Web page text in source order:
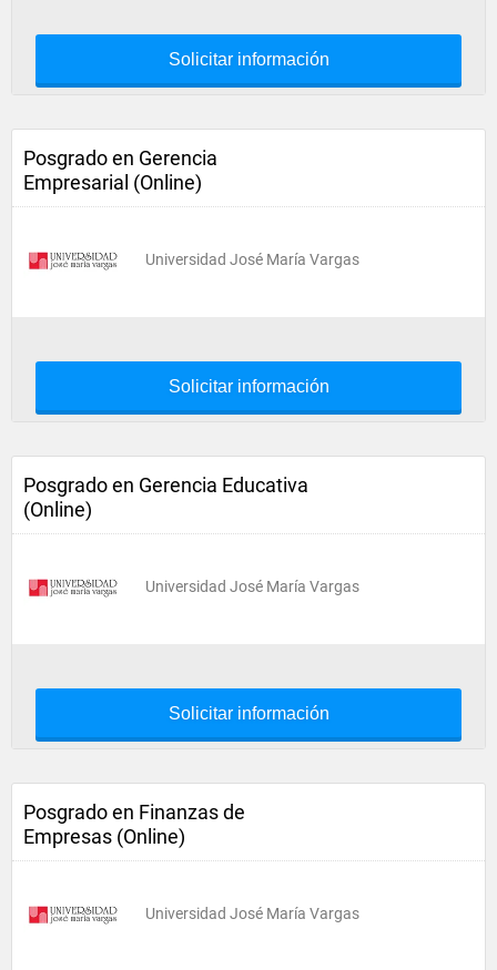
Solicitar información
Posgrado en Gerencia
Empresarial (Online)
Universidad José María Vargas
Solicitar información
Posgrado en Gerencia Educativa
(Online)
Universidad José María Vargas
Solicitar información
Posgrado en Finanzas de
Empresas (Online)
Universidad José María Vargas